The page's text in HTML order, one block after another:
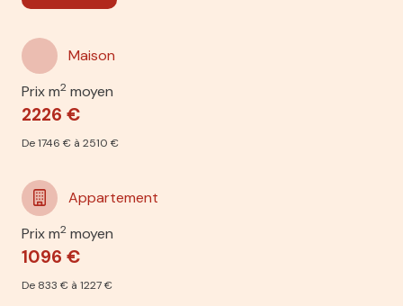
Maison
Prix m2 moyen
2226 €
De 1746 € à 2510 €
Appartement
Prix m2 moyen
1096 €
De 833 € à 1227 €